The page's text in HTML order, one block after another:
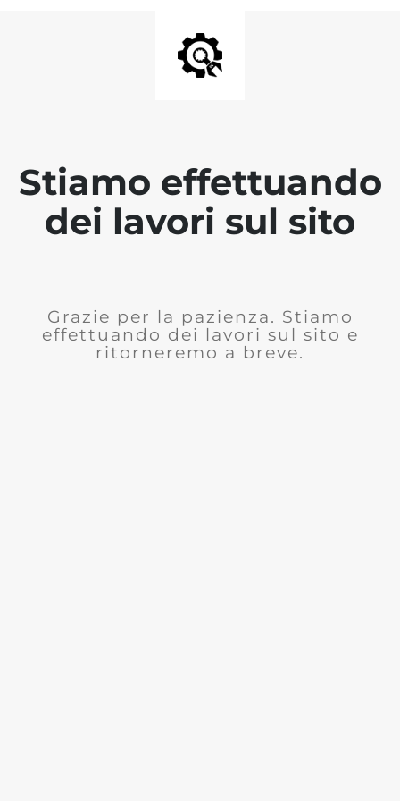
Stiamo effettuando
dei lavori sul sito
Grazie per la pazienza. Stiamo
effettuando dei lavori sul sito e
ritorneremo a breve.